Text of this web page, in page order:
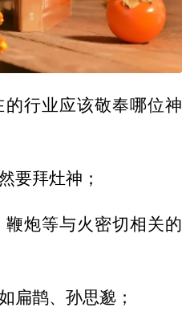
行业应该敬奉哪位神
要拜灶神；
炮等与火密切相关的
扁鹊、孙思邈；